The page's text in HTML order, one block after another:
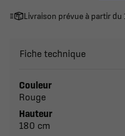
Livraison prévue à partir
Fiche technique
Couleur
Rouge
Hauteur
180 cm